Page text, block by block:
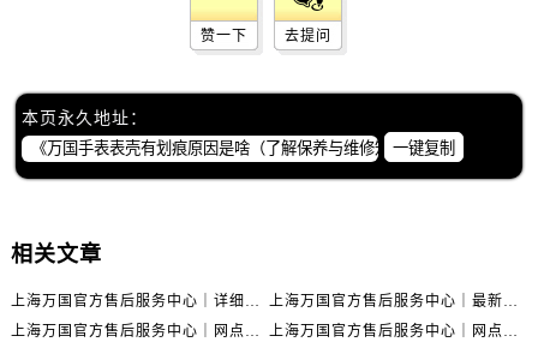
赞一下 去提问
本页永久地址：
一键复制
相关文章
上海万国官方售后服务中心｜详细地址与售后电话权威信息公示（2026年6月最新）
上海万国官方售后服务中心｜最新电话及地址权威信息公示（2026年6月最新）
上海万国官方售后服务中心｜网点地址及热线权威信息公示（2026年6月最新）
上海万国官方售后服务中心｜网点地址与服务热线权威信息公示（2026年6月最新）